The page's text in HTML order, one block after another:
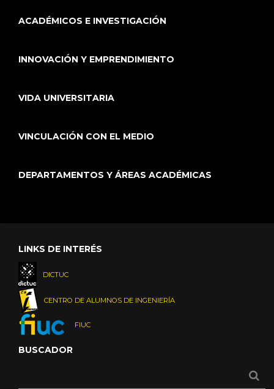
ACADÉMICOS E INVESTIGACIÓN
INNOVACIÓN Y EMPRENDIMIENTO
VIDA UNIVERSITARIA
VINCULACIÓN CON EL MEDIO
DEPARTAMENTOS Y ÁREAS ACADÉMICAS
LINKS DE INTERÉS
DICTUC
CENTRO DE ALUMNOS DE INGENIERÍA
FIUC
BUSCADOR